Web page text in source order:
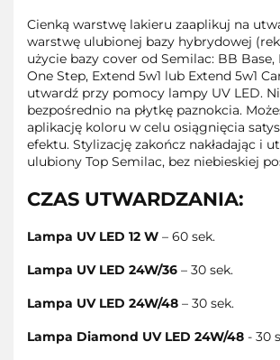
Cienką warstwę lakieru zaaplikuj na
warstwę ulubionej bazy hybrydowej
użycie bazy cover od Semilac: BB Base,
One Step, Extend 5w1 lub Extend 5w1
utwardź przy pomocy lampy UV LED.
bezpośrednio na płytkę paznokcia.
aplikację koloru w celu osiągnięcia
efektu. Stylizację zakończ nakładając i
ulubiony Top Semilac, bez niebieskiej
CZAS UTWARDZANIA:
Lampa UV LED 12 W – 60 sek.
Lampa UV LED 24W/36 – 30 sek.
Lampa UV LED 24W/48 – 30 sek.
Lampa Diamond UV LED 24W/48 - 30